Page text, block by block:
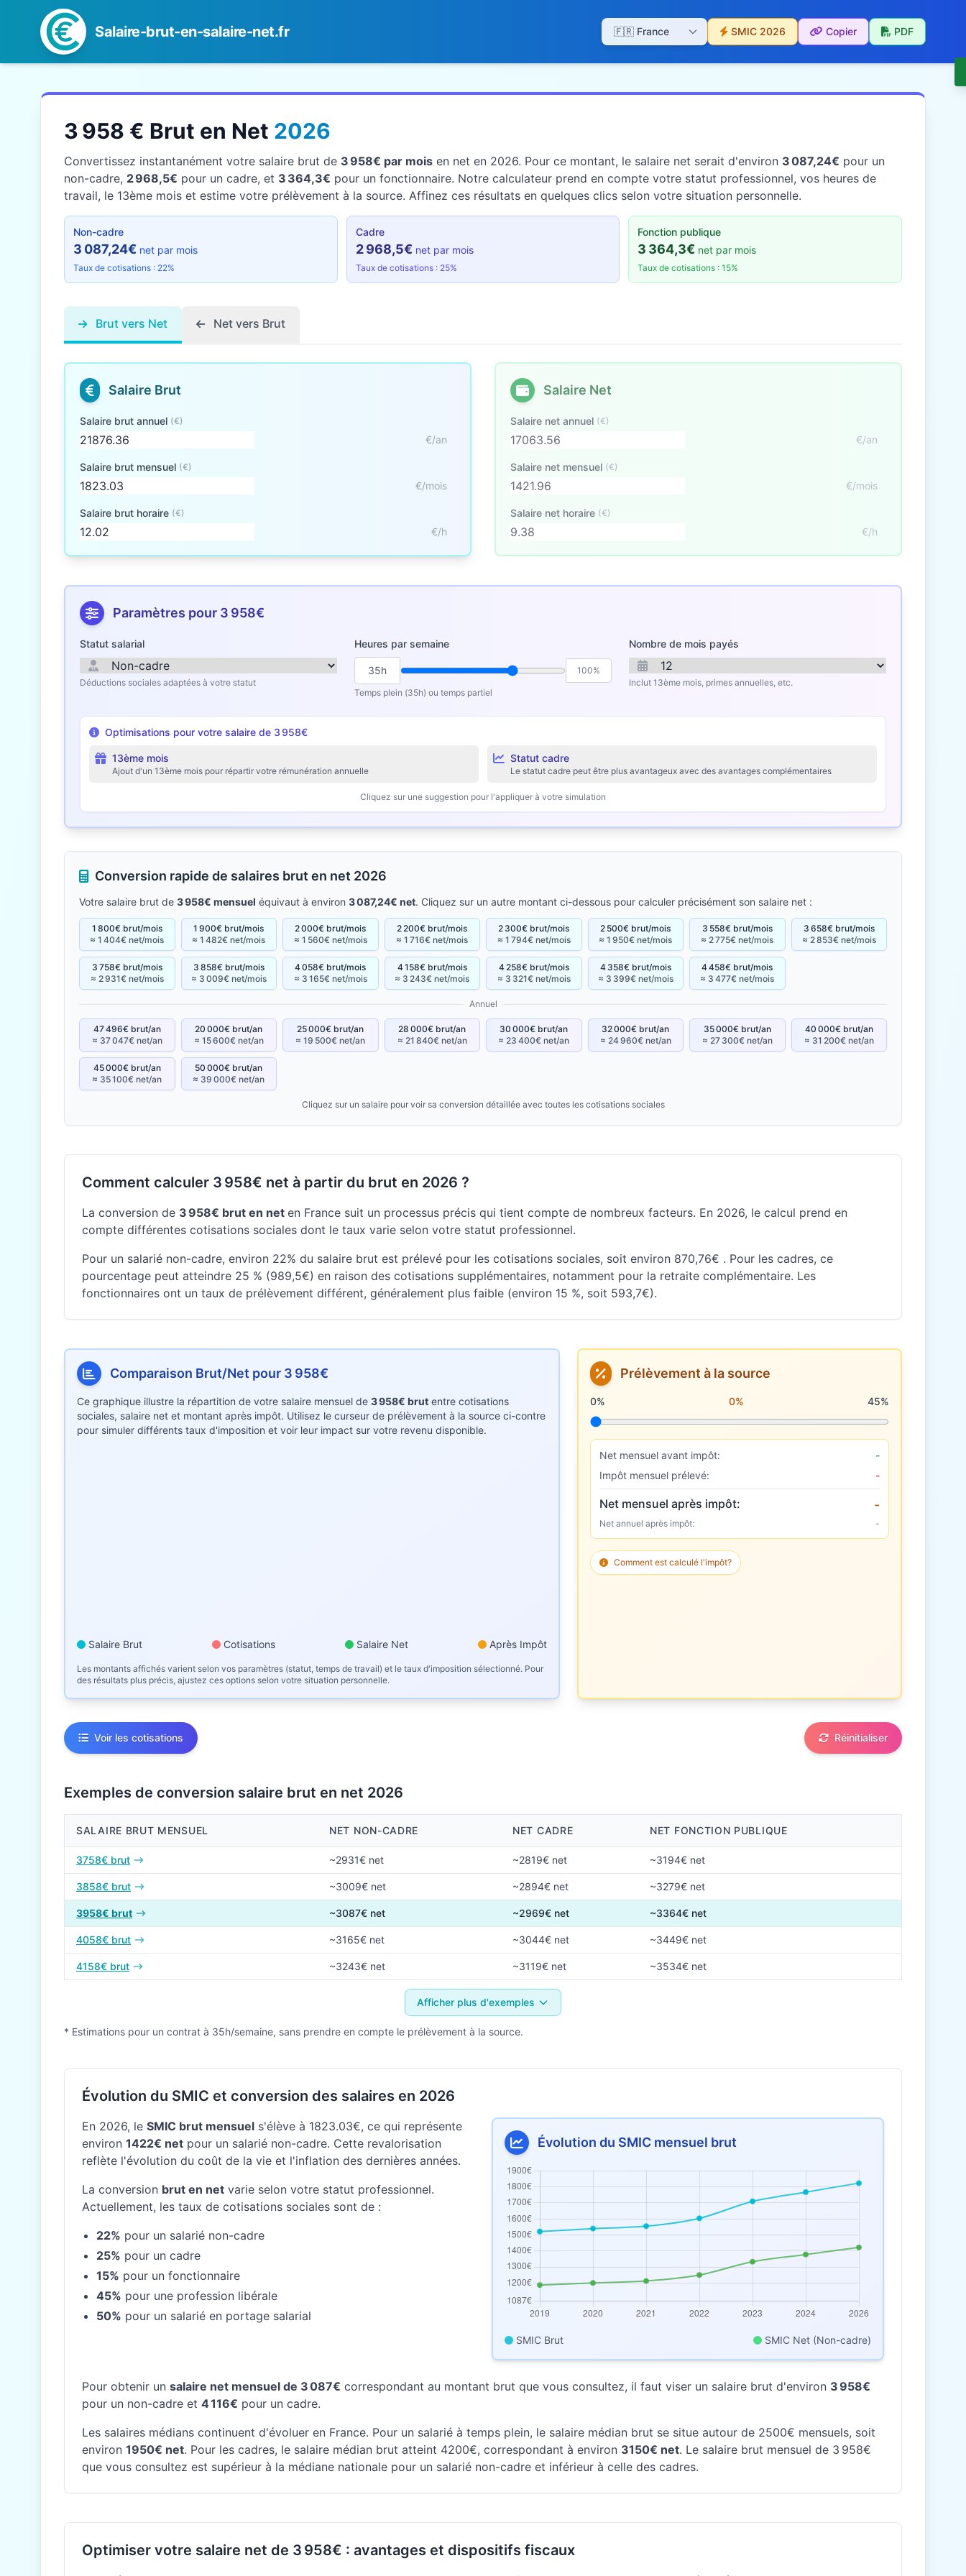
Salaire-brut-en-salaire-net.fr SMIC 2026 Copier PDF
3 958 € Brut en Net 2026
Convertissez instantanément votre salaire brut de 3 958€ par mois en net en 2026. Pour ce montant, le salaire net serait d'environ 3 087,24€ pour un
non-cadre, 2 968,5€ pour un cadre, et 3 364,3€ pour un fonctionnaire. Notre calculateur prend en compte votre statut professionnel, vos heures de
travail, le 13ème mois et estime votre prélèvement à la source. Affinez ces résultats en quelques clics selon votre situation personnelle.
Non-cadre
3 087,24€ net par mois
Taux de cotisations : 22%
Cadre
2 968,5€ net par mois
Taux de cotisations : 25%
Fonction publique
3 364,3€ net par mois
Taux de cotisations : 15%
Brut vers Net Net vers Brut
Salaire Brut
Salaire brut annuel (€)
€/an
Salaire brut mensuel (€)
€/mois
Salaire brut horaire (€)
€/h
Salaire Net
Salaire net annuel (€)
€/an
Salaire net mensuel (€)
€/mois
Salaire net horaire (€)
€/h
Paramètres pour 3 958€
Statut salarial
Déductions sociales adaptées à votre statut
Heures par semaine
35h 100%
Temps plein (35h) ou temps partiel
Nombre de mois payés
Inclut 13ème mois, primes annuelles, etc.
Optimisations pour votre salaire de 3 958€
13ème mois
Ajout d'un 13ème mois pour répartir votre rémunération annuelle
Statut cadre
Le statut cadre peut être plus avantageux avec des avantages complémentaires
Cliquez sur une suggestion pour l'appliquer à votre simulation
Conversion rapide de salaires brut en net 2026
Votre salaire brut de 3 958€ mensuel équivaut à environ 3 087,24€ net. Cliquez sur un autre montant ci-dessous pour calculer précisément son salaire net :
1 800€ brut/mois
≈ 1 404€ net/mois
1 900€ brut/mois
≈ 1 482€ net/mois
2 000€ brut/mois
≈ 1 560€ net/mois
2 200€ brut/mois
≈ 1 716€ net/mois
2 300€ brut/mois
≈ 1 794€ net/mois
2 500€ brut/mois
≈ 1 950€ net/mois
3 558€ brut/mois
≈ 2 775€ net/mois
3 658€ brut/mois
≈ 2 853€ net/mois
3 758€ brut/mois
≈ 2 931€ net/mois
3 858€ brut/mois
≈ 3 009€ net/mois
4 058€ brut/mois
≈ 3 165€ net/mois
4 158€ brut/mois
≈ 3 243€ net/mois
4 258€ brut/mois
≈ 3 321€ net/mois
4 358€ brut/mois
≈ 3 399€ net/mois
4 458€ brut/mois
≈ 3 477€ net/mois
Annuel
47 496€ brut/an
≈ 37 047€ net/an
20 000€ brut/an
≈ 15 600€ net/an
25 000€ brut/an
≈ 19 500€ net/an
28 000€ brut/an
≈ 21 840€ net/an
30 000€ brut/an
≈ 23 400€ net/an
32 000€ brut/an
≈ 24 960€ net/an
35 000€ brut/an
≈ 27 300€ net/an
40 000€ brut/an
≈ 31 200€ net/an
45 000€ brut/an
≈ 35 100€ net/an
50 000€ brut/an
≈ 39 000€ net/an
Cliquez sur un salaire pour voir sa conversion détaillée avec toutes les cotisations sociales
Comment calculer 3 958€ net à partir du brut en 2026 ?
La conversion de 3 958€ brut en net en France suit un processus précis qui tient compte de nombreux facteurs. En 2026, le calcul prend en
compte différentes cotisations sociales dont le taux varie selon votre statut professionnel.
Pour un salarié non-cadre, environ 22% du salaire brut est prélevé pour les cotisations sociales, soit environ 870,76€ . Pour les cadres, ce
pourcentage peut atteindre 25 % (989,5€) en raison des cotisations supplémentaires, notamment pour la retraite complémentaire. Les
fonctionnaires ont un taux de prélèvement différent, généralement plus faible (environ 15 %, soit 593,7€).
Comparaison Brut/Net pour 3 958€
Ce graphique illustre la répartition de votre salaire mensuel de 3 958€ brut entre cotisations
sociales, salaire net et montant après impôt. Utilisez le curseur de prélèvement à la source ci-contre
pour simuler différents taux d'imposition et voir leur impact sur votre revenu disponible.
Salaire Brut Cotisations Salaire Net Après Impôt
Les montants affichés varient selon vos paramètres (statut, temps de travail) et le taux d'imposition sélectionné. Pour
des résultats plus précis, ajustez ces options selon votre situation personnelle.
Prélèvement à la source
Taux de prélèvement à la source
0% 0% 45%
Net mensuel avant impôt:
-
Impôt mensuel prélevé:
-
Net mensuel après impôt: -
Net annuel après impôt: -
Comment est calculé l'impôt?
Voir les cotisations Réinitialiser
Exemples de conversion salaire brut en net 2026
Conversions de salaire brut en net en 2026
SALAIRE BRUT MENSUEL NET NON-CADRE NET CADRE NET FONCTION PUBLIQUE
3758€ brut ~2931€ net ~2819€ net ~3194€ net
3858€ brut ~3009€ net ~2894€ net ~3279€ net
3958€ brut ~3087€ net ~2969€ net ~3364€ net
4058€ brut ~3165€ net ~3044€ net ~3449€ net
4158€ brut ~3243€ net ~3119€ net ~3534€ net
Afficher plus d'exemples
* Estimations pour un contrat à 35h/semaine, sans prendre en compte le prélèvement à la source.
Évolution du SMIC et conversion des salaires en 2026
En 2026, le SMIC brut mensuel s'élève à 1823.03€, ce qui représente
environ 1422€ net pour un salarié non-cadre. Cette revalorisation
reflète l'évolution du coût de la vie et l'inflation des dernières années.
La conversion brut en net varie selon votre statut professionnel.
Actuellement, les taux de cotisations sociales sont de :
22% pour un salarié non-cadre
25% pour un cadre
15% pour un fonctionnaire
45% pour une profession libérale
50% pour un salarié en portage salarial
Évolution du SMIC mensuel brut
SMIC Brut SMIC Net (Non-cadre)
Pour obtenir un salaire net mensuel de 3 087€ correspondant au montant brut que vous consultez, il faut viser un salaire brut d'environ 3 958€
pour un non-cadre et 4 116€ pour un cadre.
Les salaires médians continuent d'évoluer en France. Pour un salarié à temps plein, le salaire médian brut se situe autour de 2500€ mensuels, soit
environ 1950€ net. Pour les cadres, le salaire médian brut atteint 4200€, correspondant à environ 3150€ net. Le salaire brut mensuel de 3 958€
que vous consultez est supérieur à la médiane nationale pour un salarié non-cadre et inférieur à celle des cadres.
Optimiser votre salaire net de 3 958€ : avantages et dispositifs fiscaux